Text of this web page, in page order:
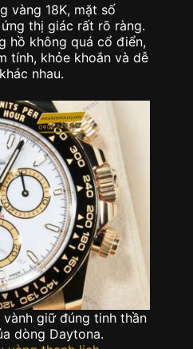
vàng 18K, mặt số
thị giác rất rõ ràng.
hồ không quá cổ điển,
tính, khỏe khoắn và dễ
nhau.
giữ đúng tinh thần
dòng Daytona.